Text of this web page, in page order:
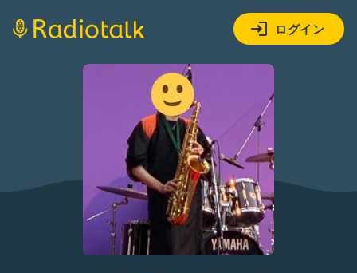
ログイン